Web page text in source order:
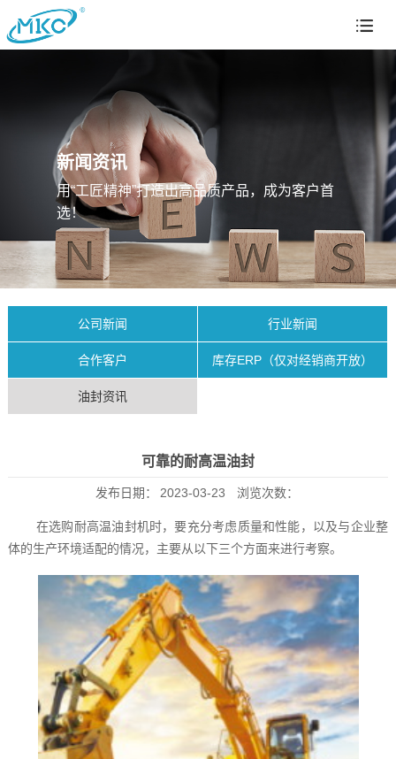
新闻资讯
用“工匠精神”打造出高品质产品，成为客户首
选！
公司新闻 行业新闻
合作客户 库存ERP（仅对经销商开放）
油封资讯
可靠的耐高温油封
发布日期： 2023-03-23 浏览次数：
在选购耐高温油封机时，要充分考虑质量和性能，以及与企业整
体的生产环境适配的情况，主要从以下三个方面来进行考察。